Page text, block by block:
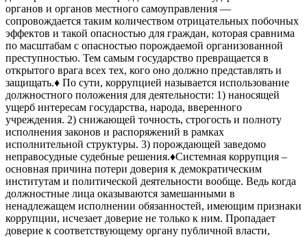
органов и органов местного самоуправления —
сопровождается таким количеством отрицательных побочных
эффектов и такой опасностью для граждан, которая сравнима
по масштабам с опасностью порождаемой организованной
преступностью. Тем самым государство превращается в
открытого врага всех тех, кого оно должно представлять и
защищать.♦️ По сути, коррупцией называется использование
должностного положения для деятельности: 1) наносящей
ущерб интересам государства, народа, вверенного
учреждения. 2) снижающей точность, строгость и полноту
исполнения законов и распоряжений в рамках
исполнительной структуры. 3) порождающей заведомо
неправосудные судебные решения.♦️Системная коррупция –
основная причина потери доверия к демократическим
институтам и политической деятельности вообще. Ведь когда
должностные лица оказываются замешанными в
ненадлежащем исполнении обязанностей, имеющим признаки
коррупции, исчезает доверие не только к ним. Пропадает
доверие к соответствующему органу публичной власти,